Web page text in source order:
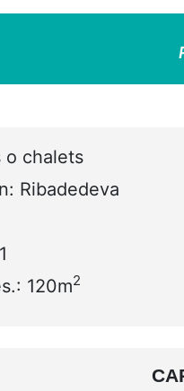
o chalets
Ribadedeva
120m2